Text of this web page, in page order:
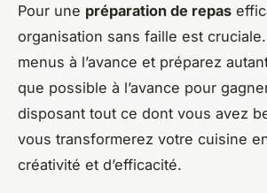
Pour une préparation de repas
organisation sans faille est
menus à l’avance et préparez
que possible à l’avance pour
disposant tout ce dont vous avez
vous transformerez votre cuisine
créativité et d’efficacité.